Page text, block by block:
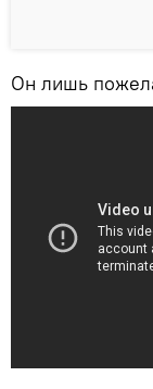
Он лишь